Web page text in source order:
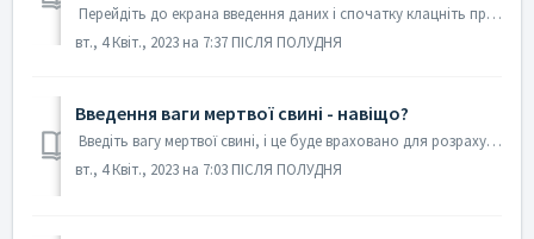
Перейдіть до екрана введення даних і спочатку клацніть правою кнопкою миші зелений рядок фільтра під стовпцем дати та виберіть «між». Введіть свій діапазон...
вт., 4 Квіт., 2023 на 7:37 ПІСЛЯ ПОЛУДНЯ
Введення ваги мертвої свині - навіщо?
Введіть вагу мертвої свині, і це буде враховано для розрахунків на основі ваги в Звітах ефективності, що покращить точність ваших показників. Достатньо оці...
вт., 4 Квіт., 2023 на 7:03 ПІСЛЯ ПОЛУДНЯ